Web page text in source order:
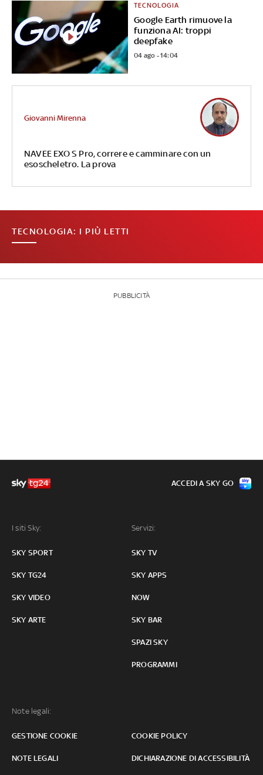
Google Earth rimuove la
funziona AI: troppi
deepfake
TECNOLOGIA
04 ago - 14:04
NAVEE EXO S Pro, correre e camminare con un
esoscheletro. La prova
Giovanni Mirenna
TECNOLOGIA: I PIÙ LETTI
PUBBLICITÀ
I siti Sky:
SKY SPORT
SKY TG24
SKY VIDEO
SKY ARTE
Servizi:
SKY TV
SKY APPS
NOW
SKY BAR
SPAZI SKY
PROGRAMMI
Note legali:
GESTIONE COOKIE COOKIE POLICY
NOTE LEGALI DICHIARAZIONE DI ACCESSIBILITÀ
ACCEDI A SKY GO